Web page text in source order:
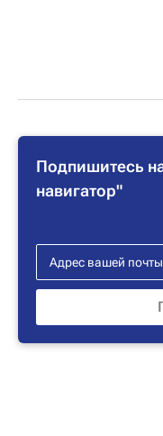
Подпишитесь
навигатор"